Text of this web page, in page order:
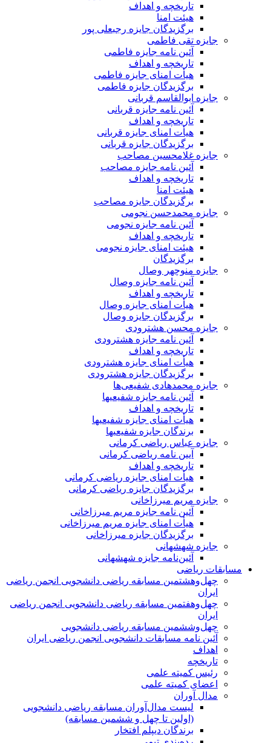
تاریخچه و اهداف
هیئت امنا
برگزیدگان جایزه رجبعلی پور
جایزه تقی فاطمی
آئین نامه جایزه فاطمی
تاریخچه و اهداف
هیأت امنای جایزه فاطمی
برگزیدگان جایزه فاطمی
جایزه ابوالقاسم قربانی
آئین نامه جایزه قربانی
تاریخچه و اهداف
هیأت امنای جایزه قربانی
برگزیدگان جایزه قربانی
جایزه غلامحسین مصاحب
آئین نامه جایزه مصاحب
تاریخچه و اهداف
هیئت امنا
برگزیدگان جایزه مصاحب
جایزه محمدحسن نجومی
آئین نامه جایزه نجومی
تاریخچه و اهداف
هیئت امنای جایزه نجومی
برگزیدگان
جایزه منوچهر وصال
آئین نامه جایزه وصال
تاریخچه و اهداف
هیأت امنای جایزه وصال
برگزیدگان جایزه وصال
جایزه محسن هشترودی
آئین نامه جایزه هشترودی
تاریخچه و اهداف
هیأت امنای جایزه هشترودی
برگزیدگان جایزه هشترودی
جایزه محمدهادی شفیعی‌ها
آئین نامه جایزه شفیعیها
تاریخچه و اهداف
هیأت امنای جایزه شفیعیها
برندگان جایزه شفیعیها
جایزه عباس ریاضی کرمانی
آیین نامه ریاضی کرمانی
تاریخچه و اهداف
هیأت امنای جایزه ریاضی کرمانی
برگزیدگان جایزه ریاضی کرمانی
جایزه مریم میرزاخانی
آئین نامه جایزه مریم میرزاخانی
هیأت امنای جایزه مریم میرزاخانی
برگزیدگان جایزه میرزاخانی
جایزه شهشهانی
آئین‌نامه جایزه شهشهانی
مسابقات ریاضی
چهل‌و‌هشتمین مسابقه ریاضی دانشجویی انجمن ریاضی
ایران
چهل‌و‌هفتمین مسابقه ریاضی دانشجویی انجمن ریاضی
ایران
چهل‌و‌ششمین مسابقه ریاضی دانشجویی
آئین نامه مسابقات دانشجویی انجمن ریاضی ایران
اهداف
تاریخچه
رئیس کمیته علمی
اعضای کمیته علمی
مدال آوران
لیست مدال‌آوران مسابقه ریاضی دانشجویی
(اولین تا چهل‌ و ششمین مسابقه)
برندگان دیپلم افتخار